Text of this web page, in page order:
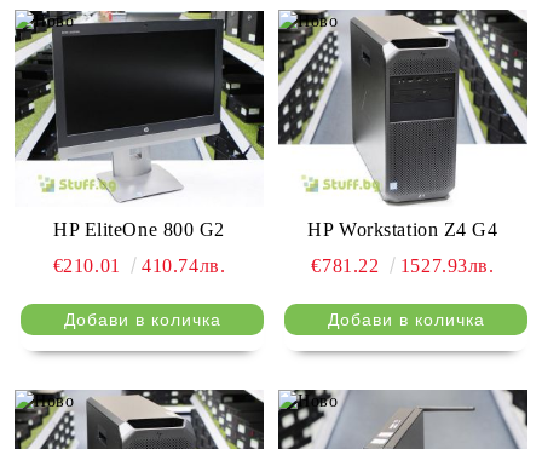
HP EliteOne 800 G2
€210.01
410.74лв.
HP Workstation Z4 G4
€781.22
1527.93лв.